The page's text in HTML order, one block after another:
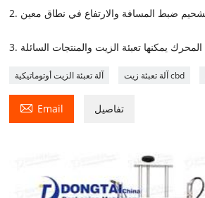
آلة تعبئة الزيت أوتوماتيكية آلة تعبئة زيت cbd
 Email تفاصيل